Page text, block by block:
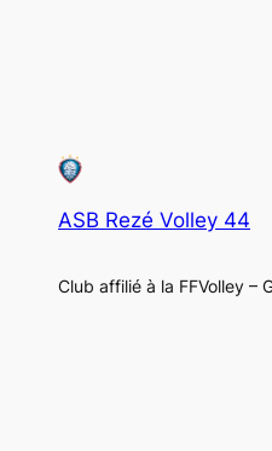
ASB Rezé Volley 44
Club affilié à la FFVolley –